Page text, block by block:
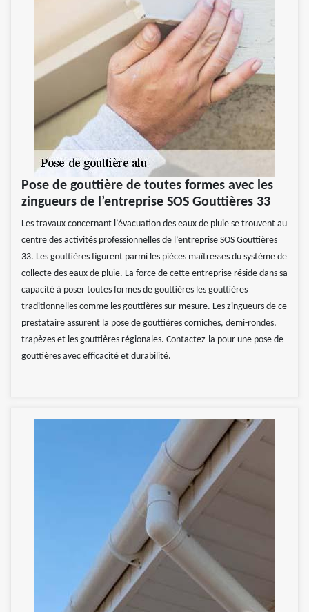
Pose de gouttière de toutes formes avec les
zingueurs de l’entreprise SOS Gouttières 33
Les travaux concernant l’évacuation des eaux de pluie se trouvent au
centre des activités professionnelles de l’entreprise SOS Gouttières
33. Les gouttières figurent parmi les pièces maîtresses du système de
collecte des eaux de pluie. La force de cette entreprise réside dans sa
capacité à poser toutes formes de gouttières les gouttières
traditionnelles comme les gouttières sur-mesure. Les zingueurs de ce
prestataire assurent la pose de gouttières corniches, demi-rondes,
trapèzes et les gouttières régionales. Contactez-la pour une pose de
gouttières avec efficacité et durabilité.